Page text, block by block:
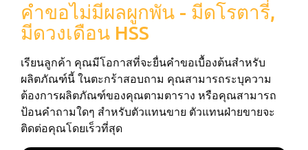
คำขอไม่มีผลผูกพัน - มีดโรตารี่,
มีดวงเดือน HSS
เรียนลูกค้า คุณมีโอกาสที่จะยื่นคำขอเบื้องต้นสำหรับ
ผลิตภัณฑ์นี้ ในตะกร้าสอบถาม คุณสามารถระบุความ
ต้องการผลิตภัณฑ์ของคุณตามตาราง หรือคุณสามารถ
ป้อนคำถามใดๆ สำหรับตัวแทนขาย ตัวแทนฝ่ายขายจะ
ติดต่อคุณโดยเร็วที่สุด